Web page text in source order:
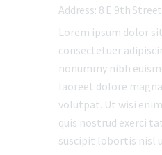
Address: 8 E 9th Street
Lorem ipsum dolor
consectetuer
nonummy nibh
laoreet dolore
volutpat. Ut wisi
quis nostrud exerci
suscipit lobortis nisl